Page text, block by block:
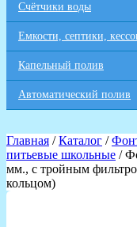
Счётчики воды
Емкости, септики,
Капельный полив
Автоматический полив
Главная /Каталог /
питьевые школьные /
мм., с тройным
кольцом)